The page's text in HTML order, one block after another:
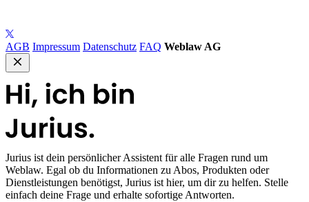
AGB Impressum Datenschutz FAQ Weblaw AG
Jurius ist dein persönlicher Assistent für alle Fragen rund um
Weblaw. Egal ob du Informationen zu Abos, Produkten oder
Dienstleistungen benötigst, Jurius ist hier, um dir zu helfen. Stelle
einfach deine Frage und erhalte sofortige Antworten.